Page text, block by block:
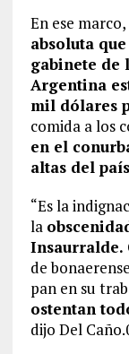
En ese
absoluta
gabinete de
Argentina
mil dólares
comida a los
en el
altas del país
“Es la
la
Insaurralde.
de
pan en su
ostentan
dijo Del